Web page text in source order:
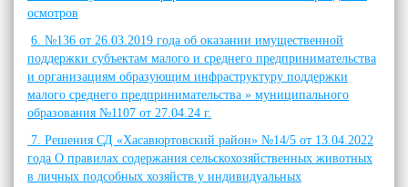
осмотров
6. №136 от 26.03.2019 года об оказании имущественной
поддержки субъектам малого и среднего предпринимательства
и организациям образующим инфраструктуру поддержки
малого среднего предпринимательства » муниципального
образования №1107 от 27.04.24 г.
7. Решения СД «Хасавюртовский район» №14/5 от 13.04.2022
года О правилах содержания сельскохозяйственных животных
в личных подсобных хозяйств у индивидуальных